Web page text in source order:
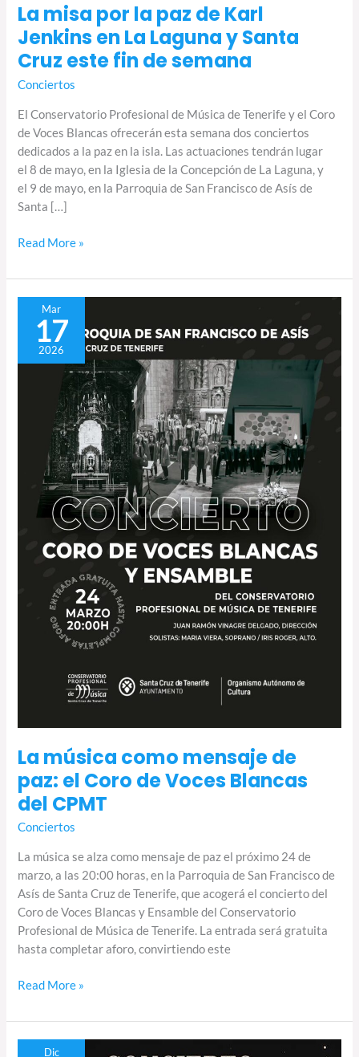
La misa por la paz de Karl
Jenkins en La Laguna y Santa
Cruz este fin de semana
Conciertos
El Conservatorio Profesional de Música de Tenerife y el Coro
de Voces Blancas ofrecerán esta semana dos conciertos
dedicados a la paz en la isla. Las actuaciones tendrán lugar
el 8 de mayo, en la Iglesia de la Concepción de La Laguna, y
el 9 de mayo, en la Parroquia de San Francisco de Asís de
Santa […]
Read More »
Mar
17
2026
La música como mensaje de
paz: el Coro de Voces Blancas
del CPMT
Conciertos
La música se alza como mensaje de paz el próximo 24 de
marzo, a las 20:00 horas, en la Parroquia de San Francisco de
Asís de Santa Cruz de Tenerife, que acogerá el concierto del
Coro de Voces Blancas y Ensamble del Conservatorio
Profesional de Música de Tenerife. La entrada será gratuita
hasta completar aforo, convirtiendo este
música
como
mensaje
Voces
Blancas
Read More »
Dic